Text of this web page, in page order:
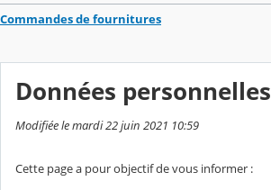
Commandes de fournitures
Données personnelles
Modifiée le mardi 22 juin 2021 10:59
Cette page a pour objectif de vous informer :